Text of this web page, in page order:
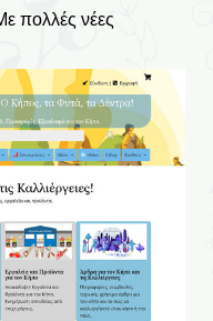
πολλές νέες